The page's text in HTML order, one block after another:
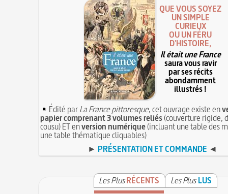
QUE VOUS SOYEZ
UN SIMPLE
CURIEUX
OU UN FÉRU
D'HISTOIRE,
Il était une France
saura vous ravir
par ses récits
abondamment
illustrés !
Édité parLa France pittoresque, cet ouvrage existe en
papier comprenant 3 volumes reliés(couverture rigide,
cousu) ET enversion numérique(incluant une table des
une table thématique cliquables)
► PRÉSENTATION ET COMMANDE ◄
Les PlusRÉCENTS Les Plus LUS